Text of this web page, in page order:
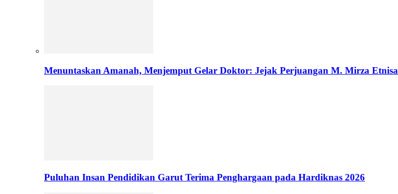
Menuntaskan Amanah, Menjemput Gelar Doktor: Jejak Perjuangan M. Mirza Etnisa
Puluhan Insan Pendidikan Garut Terima Penghargaan pada Hardiknas 2026